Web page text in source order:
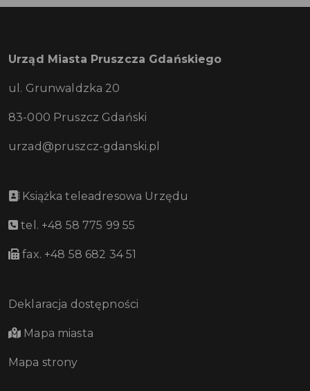
Urząd Miasta Pruszcza Gdańskiego
ul. Grunwaldzka 20
83-000 Pruszcz Gdański
urzad@pruszcz-gdanski.pl
Książka teleadresowa Urzędu
tel. +48 58 775 99 55
fax. +48 58 682 34 51
Deklaracja dostępności
Mapa miasta
Mapa strony